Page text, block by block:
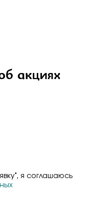
акциях
я соглашаюсь